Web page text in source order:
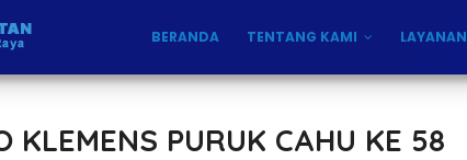
BERANDA TENTANG KAMI LAYANAN
KLEMENS PURUK CAHU KE 58